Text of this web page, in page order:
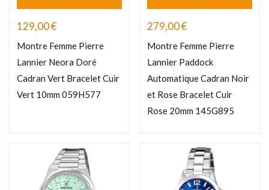
129,00€
Montre Femme Pierre
Lannier Neora Doré
Cadran Vert Bracelet Cuir
Vert 10mm 059H577
279,00€
Montre Femme Pierre
Lannier Paddock
Automatique Cadran Noir
et Rose Bracelet Cuir
Rose 20mm 145G895